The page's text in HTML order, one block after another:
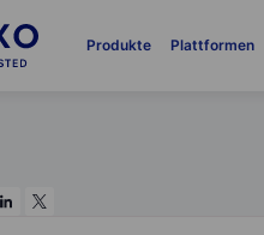
Produkte Plattformen